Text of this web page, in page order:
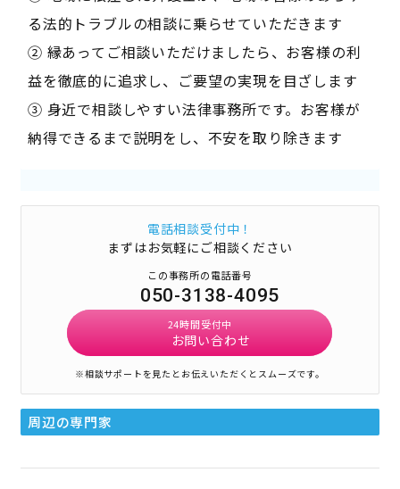
る法的トラブルの相談に乗らせていただきます
② 縁あってご相談いただけましたら、お客様の利
益を徹底的に追求し、ご要望の実現を目ざします
③ 身近で相談しやすい法律事務所です。お客様が
納得できるまで説明をし、不安を取り除きます
電話相談受付中！
まずはお気軽にご相談ください
この事務所の電話番号
050-3138-4095
24時間受付中
お問い合わせ
※相談サポートを見たとお伝えいただくとスムーズです。
周辺の専門家